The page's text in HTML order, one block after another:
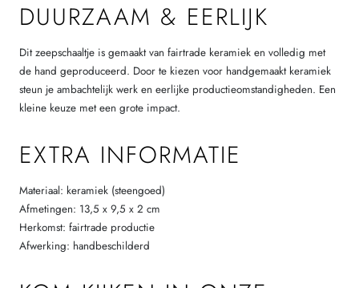
DUURZAAM & EERLIJK
Dit zeepschaaltje is gemaakt van fairtrade keramiek en volledig met
de hand geproduceerd. Door te kiezen voor handgemaakt keramiek
steun je ambachtelijk werk en eerlijke productieomstandigheden. Een
kleine keuze met een grote impact.
EXTRA INFORMATIE
Materiaal: keramiek (steengoed)
Afmetingen: 13,5 x 9,5 x 2 cm
Herkomst: fairtrade productie
Afwerking: handbeschilderd